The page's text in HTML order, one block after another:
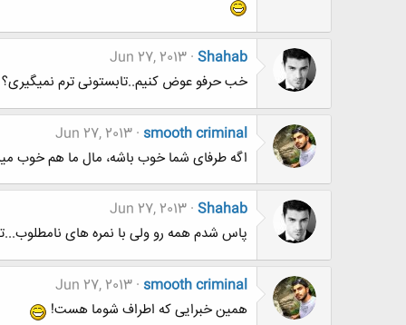
Shahab
Jun 27, 2013
خب حرفو عوض کنیم..تابستونی ترم نمیگیری؟
smooth criminal
Jun 27, 2013
اگه طرفای شما خوب باشه، مال ما هم خوب
Shahab
Jun 27, 2013
پاس شدم همه رو ولی با نمره های
smooth criminal
Jun 27, 2013
همین خبرایی که اطراف شوما هست!